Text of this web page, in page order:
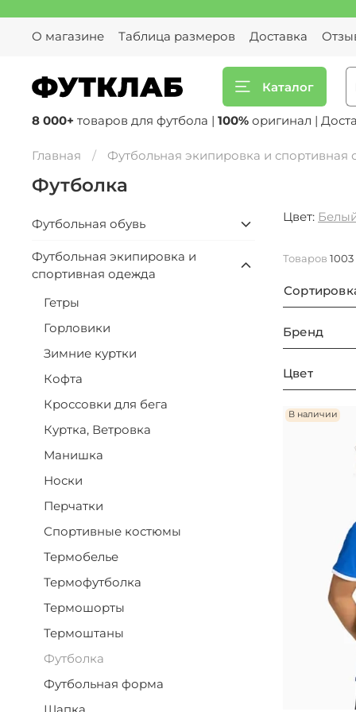
О магазине Таблица размеров Доставка
Каталог
8 000+ товаров для футбола | 100% оригинал |
Главная Футбольная экипировка и спортивная
Футболка
Цвет:
Товаров 1003
Бренд
Цвет
В наличии
Футбольная обувь
Футбольная экипировка и
спортивная одежда
Гетры
Горловики
Зимние куртки
Кофта
Кроссовки для бега
Куртка, Ветровка
Манишка
Носки
Перчатки
Спортивные костюмы
Термобелье
Термофутболка
Термошорты
Термоштаны
Футболка
Футбольная форма